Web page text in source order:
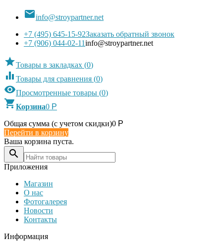
info@stroypartner.net
+7 (495) 645-15-92Заказать обратный звонок
+7 (906) 044-02-11info@stroypartner.net
Товары в закладках (0)
 Товары для сравнения (0)
Просмотренные товары (0)
Корзина0 Р
Общая сумма (с учетом скидки)0 Р
Перейти в корзину
Ваша корзина пуста.

Приложения
Магазин
О нас
Фотогалерея
Новости
Контакты
Информация